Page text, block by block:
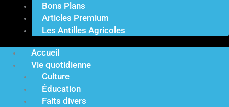
Bons Plans
Articles Premium
Les Antilles Agricoles
Accueil
Vie quotidienne
Culture
Éducation
Faits divers